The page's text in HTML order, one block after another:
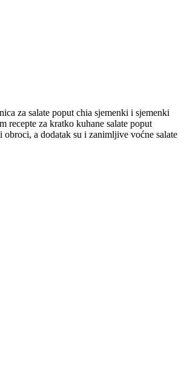
za salate poput chia sjemenki i sjemenki
recepte za kratko kuhane salate poput
a dodatak su i zanimljive voćne salate